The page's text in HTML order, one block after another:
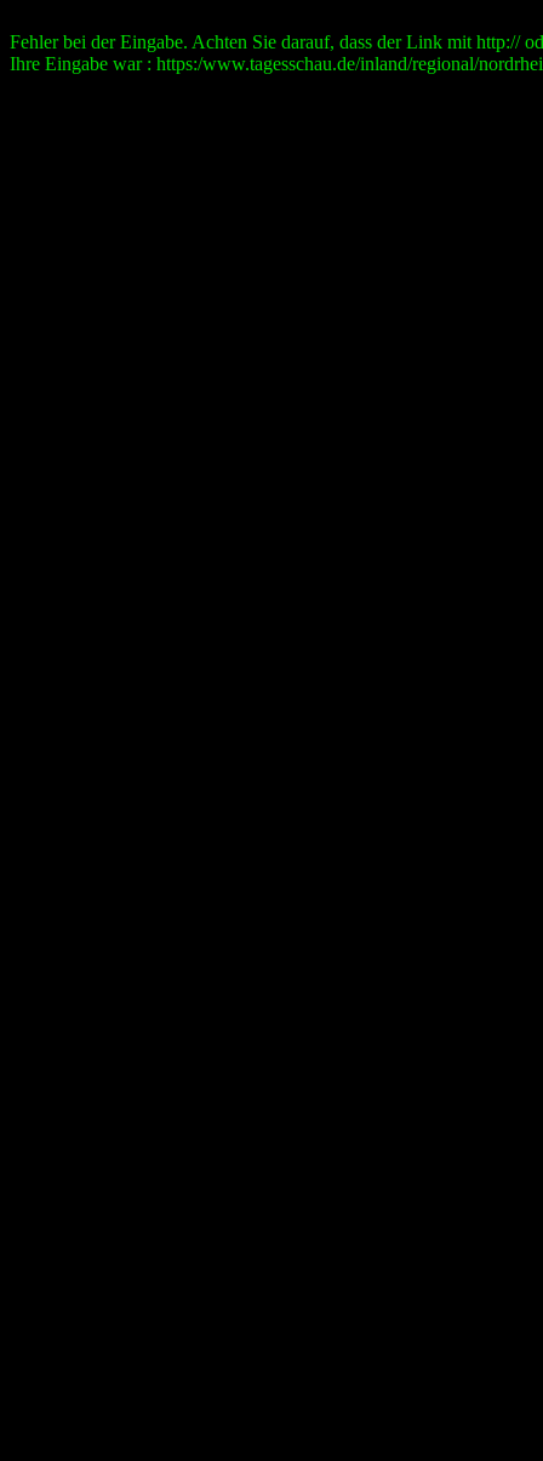
Fehler bei der Eingabe. Achten Sie darauf, dass der Link mit http://
Ihre Eingabe war : https:/www.tagesschau.de/inland/regional/